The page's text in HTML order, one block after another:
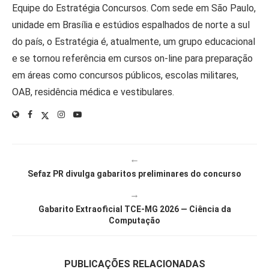
Equipe do Estratégia Concursos. Com sede em São Paulo,
unidade em Brasília e estúdios espalhados de norte a sul
do país, o Estratégia é, atualmente, um grupo educacional
e se tornou referência em cursos on-line para preparação
em áreas como concursos públicos, escolas militares,
OAB, residência médica e vestibulares.
←
Sefaz PR divulga gabaritos preliminares do concurso
→
Gabarito Extraoficial TCE-MG 2026 — Ciência da
Computação
PUBLICAÇÕES RELACIONADAS